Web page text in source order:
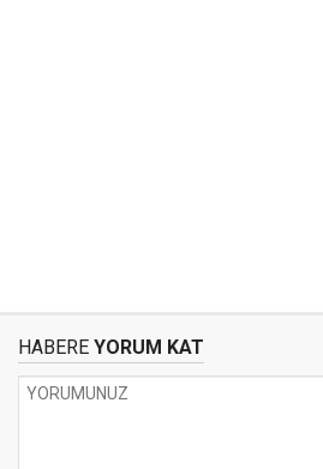
HABERE YORUM KAT